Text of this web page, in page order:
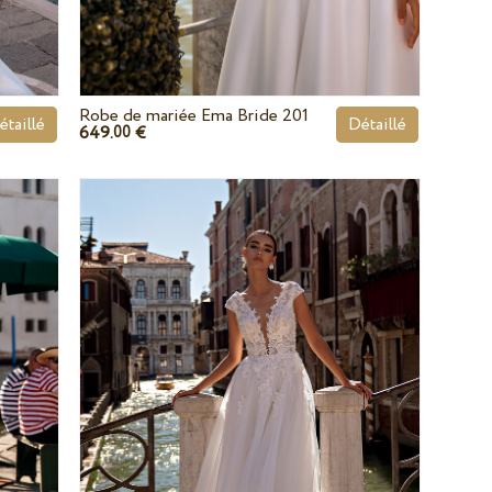
Robe de mariée Ema Bride 201
649.00€ Détaillé